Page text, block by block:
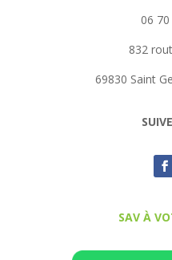
06
832
69830 Saint
SAV À